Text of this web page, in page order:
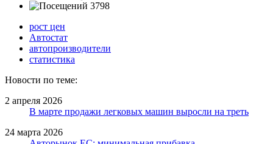
3798
рост цен
Автостат
автопроизводители
статистика
Новости по теме:
2 апреля 2026
В марте продажи легковых машин выросли на треть
24 марта 2026